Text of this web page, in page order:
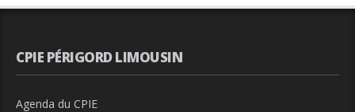
CPIE PÉRIGORD LIMOUSIN
Agenda du CPIE